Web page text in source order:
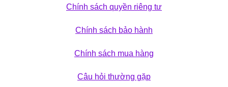
Chính sách quyền riêng tư
Chính sách bảo hành
Chính sách mua hàng
Câu hỏi thường gặp